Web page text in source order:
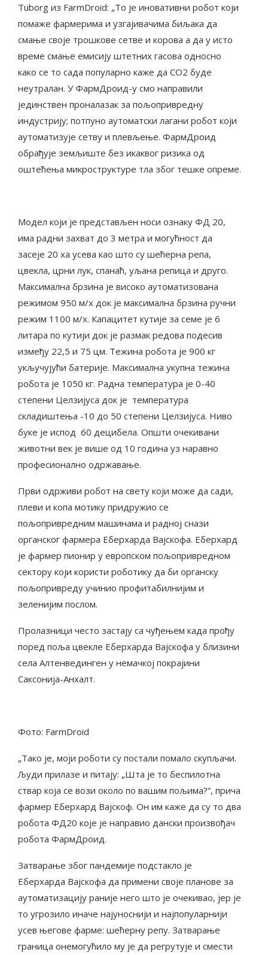
Tuborg из FarmDroid: „То је иновативни робот који
помаже фармерима и узгајивачима биљака да
смање своје трошкове сетве и корова а да у исто
време смање емисију штетних гасова односно
како се то сада популарно каже да СО2 буде
неутралан. У ФармДроид-у смо направили
јединствен проналазак за пољопривредну
индустрију; потпуно аутоматски лагани робот који
аутоматизује сетву и плевљење. ФармДроид
обрађује земљиште без икаквог ризика од
оштећења микроструктуре тла због тешке опреме.
Модел који је представљен носи ознаку ФД 20,
има радни захват до 3 метра и могућност да
засеје 20 ха усева као што су шећерна репа,
цвекла, црни лук, спанаћ, уљана репица и друго.
Максимална брзина је високо аутоматизована
режимом 950 м/х док је максимална брзина ручни
режим 1100 м/х. Капацитет кутије за семе је 6
литара по кутији док је размак редова подесив
између 22,5 и 75 цм. Тежина робота је 900 кг
укључујући батерије. Максимална укупна тежина
робота је 1050 кг. Радна температура је 0-40
степени Целзијуса док је температура
складиштења -10 до 50 степени Целзијуса. Ниво
буке је испод 60 децибела. Општи очекивани
животни век је више од 10 година уз наравно
професионално одржавање.
Први одрживи робот на свету који може да сади,
плеви и копа мотику придружио се
пољопривредним машинама и радној снази
органског фармера Еберхарда Вајскофа. Еберхард
је фармер пионир у европском пољопривредном
сектору који користи роботику да би органску
пољопривреду учинио профитабилнијим и
зеленијим послом.
Пролазници често застају са чуђењем када прођу
поред поља цвекле Еберхарда Вајскофа у близини
села Алтенвединген у немачкој покрајини
Саксонија-Анхалт.
Фото: FarmDroid
„Тако је, моји роботи су постали помало скупљачи.
Људи прилазе и питају: „Шта је то беспилотна
ствар која се вози около по вашим пољима?“, прича
фармер Еберхард Вајскоф. Он им каже да су то два
робота ФД20 које је направио дански произвођач
робота ФармДроид.
Затварање због пандемије подстакло је
Еберхарда Вајскофа да примени своје планове за
аутоматизацију раније него што је очекивао, јер је
то угрозило иначе најуноснији и најпопуларнији
усев његове фарме: шећерну репу. Затварање
граница онемогућило му је да регрутује и смести